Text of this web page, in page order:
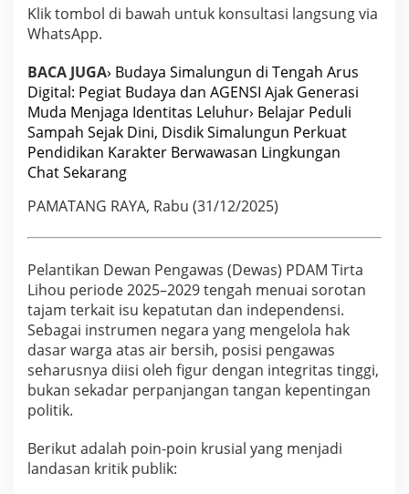
Klik tombol di bawah untuk konsultasi langsung via
WhatsApp.
BACA JUGA› Budaya Simalungun di Tengah Arus
Digital: Pegiat Budaya dan AGENSI Ajak Generasi
Muda Menjaga Identitas Leluhur› Belajar Peduli
Sampah Sejak Dini, Disdik Simalungun Perkuat
Pendidikan Karakter Berwawasan Lingkungan
Chat Sekarang
PAMATANG RAYA, Rabu (31/12/2025)
Pelantikan Dewan Pengawas (Dewas) PDAM Tirta
Lihou periode 2025–2029 tengah menuai sorotan
tajam terkait isu kepatutan dan independensi.
Sebagai instrumen negara yang mengelola hak
dasar warga atas air bersih, posisi pengawas
seharusnya diisi oleh figur dengan integritas tinggi,
bukan sekadar perpanjangan tangan kepentingan
politik.
Berikut adalah poin-poin krusial yang menjadi
landasan kritik publik: